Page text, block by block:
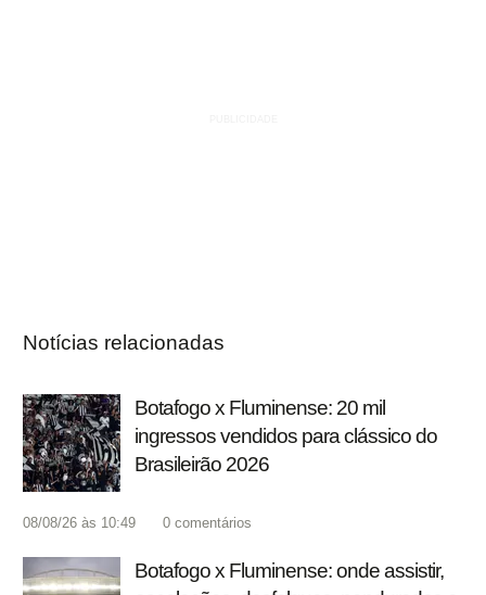
Notícias relacionadas
Botafogo x Fluminense: 20 mil
ingressos vendidos para clássico do
Brasileirão 2026
08/08/26 às 10:49 0 comentários
Botafogo x Fluminense: onde assistir,